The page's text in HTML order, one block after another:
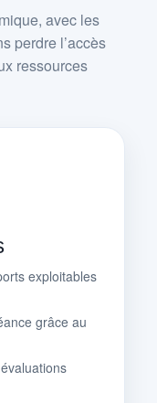
avec les
perdre l’accès
ressources
exploitables
grâce au